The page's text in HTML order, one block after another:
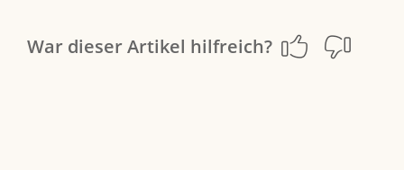
War dieser Artikel hilfreich?